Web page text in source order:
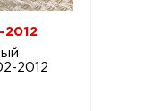
2012
2012